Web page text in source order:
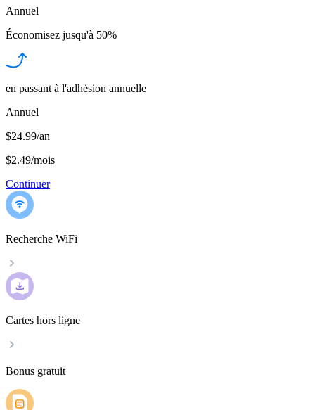
Annuel
Économisez jusqu'à 50%
en passant à l'adhésion annuelle
Annuel
$24.99/an
$2.49/mois
Continuer
Recherche WiFi
Cartes hors ligne
Bonus gratuit